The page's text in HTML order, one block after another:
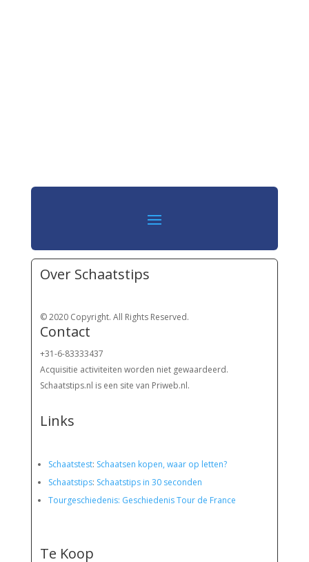
Over Schaatstips
© 2020 Copyright. All Rights Reserved.
Contact
+31-6-83333437
Acquisitie activiteiten worden niet gewaardeerd.
Schaatstips.nl is een site van Priweb.nl.
Links
Schaatstest: Schaatsen kopen, waar op letten?
Schaatstips: Schaatstips in 30 seconden
Tourgeschiedenis: Geschiedenis Tour de France
Te Koop